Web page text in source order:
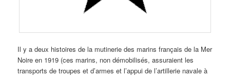
Il y a deux histoires de la mutinerie des marins français de la Mer
Noire en 1919 (ces marins, non démobilisés, assuraient les
transports de troupes et d’armes et l’appui de l’artillerie navale à